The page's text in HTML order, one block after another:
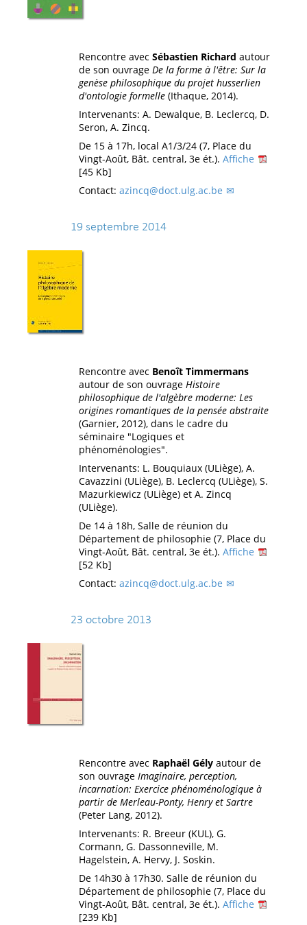
Rencontre avec Sébastien Richard autour
de son ouvrage De la forme à l'être: Sur la
genèse philosophique du projet husserlien
d'ontologie formelle(Ithaque, 2014).
Intervenants: A. Dewalque, B. Leclercq, D.
Seron, A. Zincq.
De 15 à 17h, local A1/3/24 (7, Place du
Vingt-Août, Bât. central, 3e ét.). Affiche
[45 Kb]
Contact: azincq@doct.ulg.ac.be
19 septembre 2014
Rencontre avec Benoît Timmermans
autour de son ouvrage Histoire
philosophique de l'algèbre moderne: Les
origines romantiques de la pensée abstraite
(Garnier, 2012), dans le cadre du
séminaire "Logiques et
phénoménologies".
Intervenants: L. Bouquiaux (ULiège), A.
Cavazzini (ULiège), B. Leclercq (ULiège), S.
Mazurkiewicz (ULiège) et A. Zincq
(ULiège).
De 14 à 18h, Salle de réunion du
Département de philosophie (7, Place du
Vingt-Août, Bât. central, 3e ét.). Affiche
[52 Kb]
Contact: azincq@doct.ulg.ac.be
23 octobre 2013
Rencontre avec Raphaël Gélyautour de
son ouvrage Imaginaire, perception,
incarnation: Exercice phénoménologique à
partir de Merleau-Ponty, Henry et Sartre
(Peter Lang, 2012).
Intervenants: R. Breeur (KUL), G.
Cormann, G. Dassonneville, M.
Hagelstein, A. Hervy, J. Soskin.
De 14h30 à 17h30. Salle de réunion du
Département de philosophie (7, Place du
Vingt-Août, Bât. central, 3e ét.). Affiche
[239 Kb]